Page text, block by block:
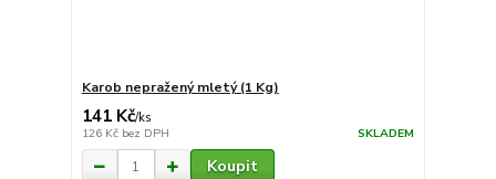
Karob nepražený mletý (1 Kg)
141 Kč/ks
126 Kč bez DPH SKLADEM
Koupit